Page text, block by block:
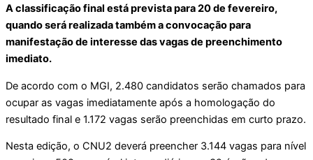
A classificação final está prevista para 20 de fevereiro,
quando será realizada também a convocação para
manifestação de interesse das vagas de preenchimento
imediato.
De acordo com o MGI, 2.480 candidatos serão chamados para
ocupar as vagas imediatamente após a homologação do
resultado final e 1.172 vagas serão preenchidas em curto prazo​.
Nesta edição, o CNU2 deverá preencher 3.144 vagas para nível